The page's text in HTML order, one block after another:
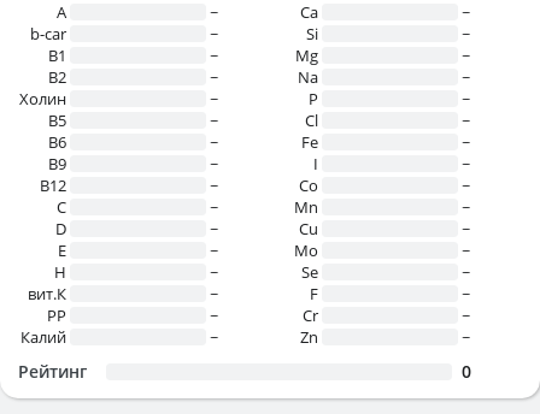
A
~
b-car
~
В1
~
B2
~
Холин
~
B5
~
B6
~
B9
~
B12
~
C
~
D
~
E
~
H
~
вит.К
~
PP
~
Калий
~
Ca
~
Si
~
Mg
~
Na
~
P
~
Cl
~
Fe
~
I
~
Co
~
Mn
~
Cu
~
Mo
~
Se
~
F
~
Cr
~
Zn
~
Рейтинг 0